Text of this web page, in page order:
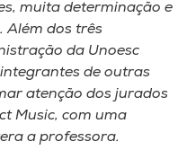
muita determinação e
Além dos três
da Unoesc
de outras
atenção dos jurados
Music, com uma
a professora.